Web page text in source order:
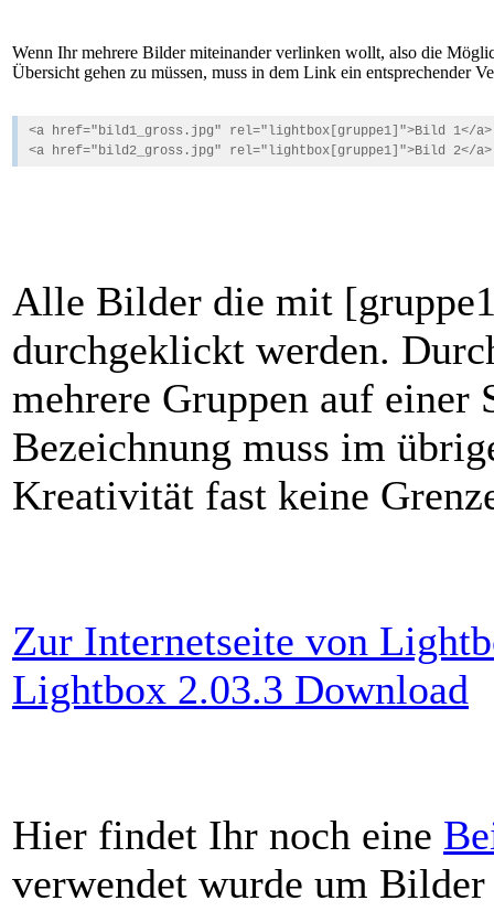
Wenn Ihr mehrere Bilder miteinander verlinken wollt, also die
Übersicht gehen zu müssen, muss in dem Link ein entsprechender
<a href="bild1_gross.jpg" rel="lightbox[gruppe1]">Bild 1</a>
<a href="bild2_gross.jpg" rel="lightbox[gruppe1]">Bild 2</a>
Alle Bilder die mit
durchgeklickt werden.
mehrere Gruppen auf einer
Bezeichnung muss im
Kreativität fast keine
Zur Internetseite von
Lightbox 2.03.3 Download
Hier findet Ihr noch eine
verwendet wurde um